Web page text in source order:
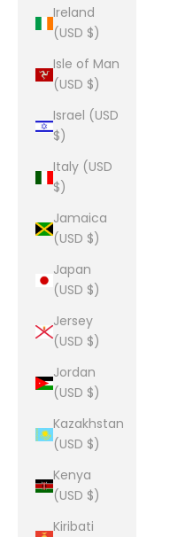
Ireland
(USD $)
Isle of Man
(USD $)
Israel (USD
$)
Italy (USD
$)
Jamaica
(USD $)
Japan
(USD $)
Jersey
(USD $)
Jordan
(USD $)
Kazakhstan
(USD $)
Kenya
(USD $)
Kiribati